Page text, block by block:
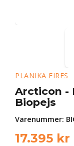
PLANIKA FIRES
Arcticon -
Biopejs
Varenummer:
17.395 kr